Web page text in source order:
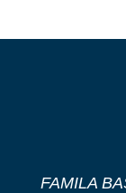
FAMILA